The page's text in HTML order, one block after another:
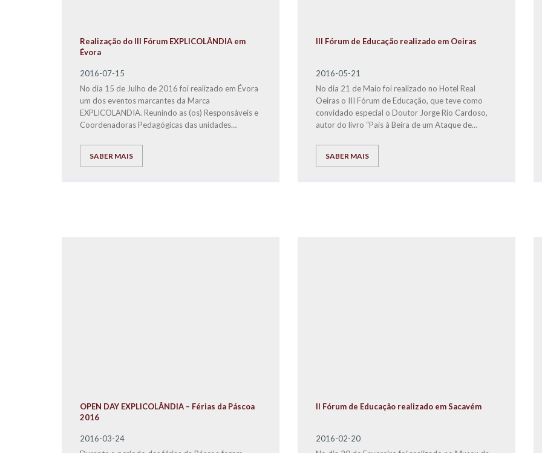
Realização do III Fórum EXPLICOLÂNDIA em
Évora
2016-07-15
No dia 15 de Julho de 2016 foi realizado em Évora
um dos eventos marcantes da Marca
EXPLICOLANDIA. Reunindo as (os) Responsáveis e
Coordenadoras Pedagógicas das unidades
letivo seguinte e mostramos que a coesão e o
SABER MAIS
III Fórum de Educação realizado em Oeiras
2016-05-21
No dia 21 de Maio foi realizado no Hotel Real
Oeiras o III Fórum de Educação, que teve como
convidado especial o Doutor Jorge Rio Cardoso,
autor do livro “Pais à Beira de um Ataque de
SABER MAIS
OPEN DAY EXPLICOLÂNDIA – Férias da Páscoa
2016
2016-03-24
II Fórum de Educação realizado em Sacavém
2016-02-20